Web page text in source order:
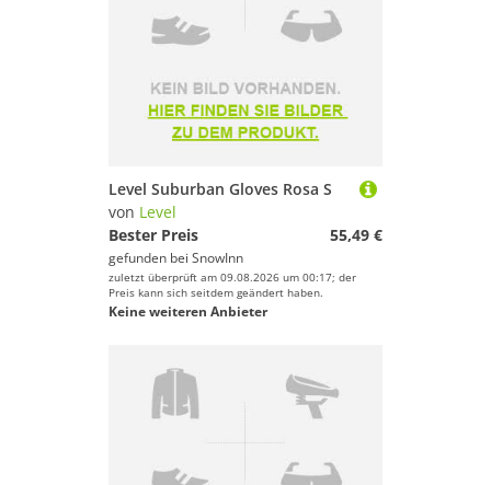
Level Suburban Gloves Rosa S
von Level
Bester Preis
55,49 €
gefunden bei SnowInn
zuletzt überprüft am 09.08.2026 um 00:17; der
Preis kann sich seitdem geändert haben.
Keine weiteren Anbieter